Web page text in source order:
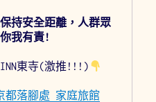
持安全距離，人群眾
我有責!
INN東寺(激推!!!)
都落腳處 家庭旅館